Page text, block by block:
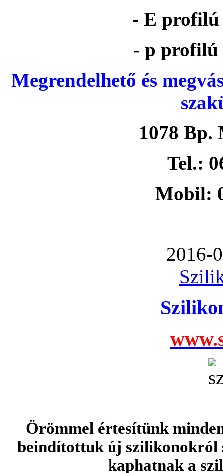
- E profilú
- p profilú
Megrendelhető és
1078 Bp.
Tel.:
Mobil:
2016-
Örömmel értesítünk
beindítottuk új szilikonokról
kaphatnak a